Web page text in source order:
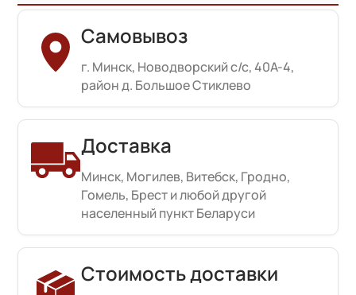
Самовывоз
г. Минск, Новодворский с/с, 40А-4,
район д. Большое Стиклево
Доставка
Минск, Могилев, Витебск, Гродно,
Гомель, Брест и любой другой
населенный пункт Беларуси
Стоимость доставки